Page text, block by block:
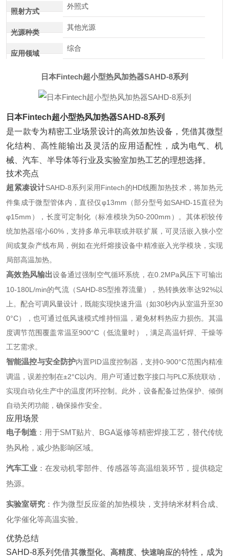
照射方式
外照式
光源种类
其他光源
应用领域
综合
日本Fintech超小型热风加热器SAHD-8系列
日本Fintech超小型热风加热器SAHD-8系列
是一款专为精密工业场景设计的高效加热设备，凭借其微型
化结构、高性能输出及灵活的应用适配性，成为电气、机
械、汽车、半导体等行业及实验室加热工艺的理想选择。
技术亮点
超紧凑设计SAHD-8系列采用Fintech的HD线圈加热技术，将加热元
件集成于微型管体内，直径仅φ13mm（部分型号如SAHD-15直径为
φ15mm），长度可定制化（标准模块为50-200mm）。其体积较传
统加热器缩小60%，支持多单元串联或并联扩展，可灵活嵌入狭小空
间或复杂产线布局，例如在光纤熔接设备中精准嵌入光学模块，实现
局部高温加热。
高效热风输出设备通过强制空气循环系统，在0.2MPa风压下可输出
10-180L/min的气流（SAHD-8S型推荐流量），热转换效率达92%以
上。配合可调风量设计，既能实现快速升温（如30秒内从室温升至30
0°C），也可通过低风速模式维持恒温，避免材料热应力损伤。其温
度调节范围覆盖常温至900°C（低流量时），满足高温钎焊、干燥等
工艺需求。
智能温控与安全防护内置PID温度控制器，支持0-900°C范围内精准
调温，误差控制在±2°C以内。用户可通过数字接口与PLC系统联动，
实现自动化生产中的温度闭环控制。此外，设备配备过热保护、倾倒
自动关闭功能，确保操作安全。
应用场景
电子制造 ‌：用于SMT贴片、BGA返修等精密焊接工艺，替代传统
热风枪，减少热影响区域。
汽车工业‌：在发动机零部件、传感器等高温组装环节，提供稳定
热源。
实验室研究‌：作为微型反应釜的加热模块，支持纳米材料合成、
化学催化等高温实验。
优势总结
SAHD-8系列凭借其‌微型化、高精度、快速响应‌的特性，成为